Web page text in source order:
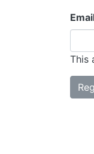
This